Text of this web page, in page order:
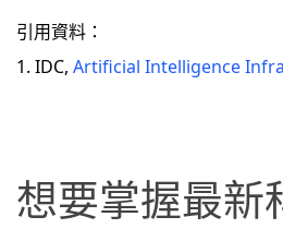
引用資料：
1. IDC, Artificial Intelligence
想要掌握最新